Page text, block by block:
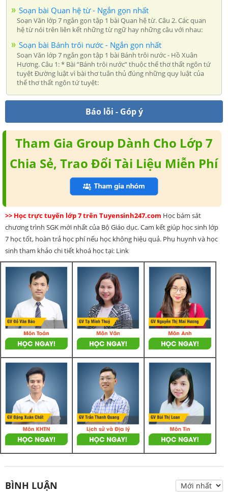
Soạn bài Quan hệ từ - Ngắn gọn nhất
Soạn Văn lớp 7 ngắn gọn tập 1 bài Quan hệ từ. Câu 2. Các quan
hệ từ nói trên liên kết những từ ngữ hay những câu với nhau:
Soạn bài Bánh trôi nước - Ngắn gọn nhất
Soạn Văn lớp 7 ngắn gọn tập 1 bài Bánh trôi nước - Hồ Xuân
Hương. Câu 1: * Bài “Bánh trôi nước” thuộc thể thơ thất ngôn tứ
tuyệt Đường luật vì bài thơ tuân thủ đúng những quy luật của
thể thơ thất ngôn tứ tuyệt:
Báo lỗi - Góp ý
Tham Gia Group Dành Cho Lớp 7
Chia Sẻ, Trao Đổi Tài Liệu Miễn Phí
>> Học trực tuyến lớp 7 trên Tuyensinh247.com Học bám sát
chương trình SGK mới nhất của Bộ Giáo dục. Cam kết giúp học sinh lớp
7 học tốt, hoàn trả học phí nếu học không hiệu quả. Phụ huynh và học
sinh tham khảo chi tiết khoá học tại: Link
BÌNH LUẬN